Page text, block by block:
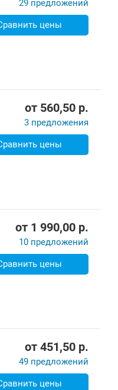
29 предложений
цены
от 560,50 p.
3 предложения
цены
от 1 990,00 p.
10 предложений
цены
от 451,50 p.
49 предложений
цены